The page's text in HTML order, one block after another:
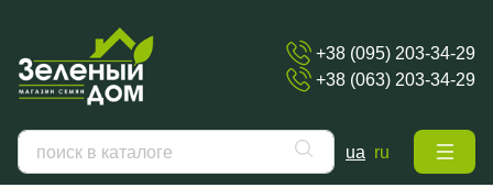
+38 (095) 203-34-29
+38 (063) 203-34-29
ua ru